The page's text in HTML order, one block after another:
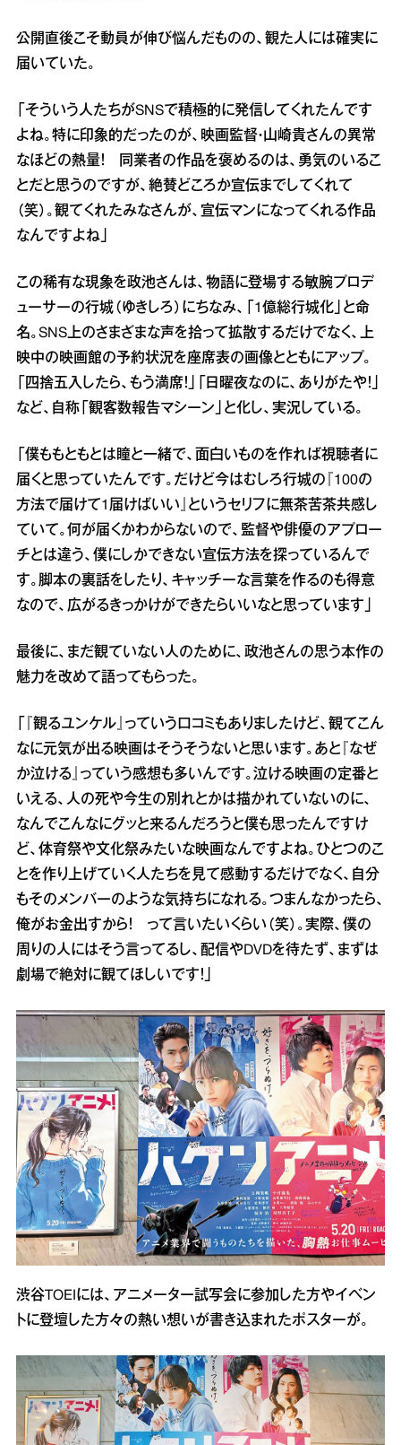
公開直後こそ動員が伸び悩んだものの、観た人には確実に
届いていた。
「そういう人たちがSNSで積極的に発信してくれたんです
よね。特に印象的だったのが、映画監督・山崎貴さんの異常
なほどの熱量！ 同業者の作品を褒めるのは、勇気のいるこ
とだと思うのですが、絶賛どころか宣伝までしてくれて
（笑）。観てくれたみなさんが、宣伝マンになってくれる作品
なんですよね」
この稀有な現象を政池さんは、物語に登場する敏腕プロデ
ューサーの行城（ゆきしろ）にちなみ、「1億総行城化」と命
名。SNS上のさまざまな声を拾って拡散するだけでなく、上
映中の映画館の予約状況を座席表の画像とともにアップ。
「四捨五入したら、もう満席！」「日曜夜なのに、ありがたや！」
など、自称「観客数報告マシーン」と化し、実況している。
「僕ももともとは瞳と一緒で、面白いものを作れば視聴者に
届くと思っていたんです。だけど今はむしろ行城の『100の
方法で届けて1届けばいい』というセリフに無茶苦茶共感し
ていて。何が届くかわからないので、監督や俳優のアプロー
チとは違う、僕にしかできない宣伝方法を探っているんで
す。脚本の裏話をしたり、キャッチーな言葉を作るのも得意
なので、広がるきっかけができたらいいなと思っています」
最後に、まだ観ていない人のために、政池さんの思う本作の
魅力を改めて語ってもらった。
「『観るユンケル』っていう口コミもありましたけど、観てこん
なに元気が出る映画はそうそうないと思います。あと『なぜ
か泣ける』っていう感想も多いんです。泣ける映画の定番と
いえる、人の死や今生の別れとかは描かれていないのに、
なんでこんなにグッと来るんだろうと僕も思ったんですけ
ど、体育祭や文化祭みたいな映画なんですよね。ひとつのこ
とを作り上げていく人たちを見て感動するだけでなく、自分
もそのメンバーのような気持ちになれる。つまんなかったら、
俺がお金出すから！ って言いたいくらい（笑）。実際、僕の
周りの人にはそう言ってるし、配信やDVDを待たず、まずは
劇場で絶対に観てほしいです！」
渋谷TOEIには、アニメーター試写会に参加した方やイベン
トに登壇した方々の熱い想いが書き込まれたポスターが。